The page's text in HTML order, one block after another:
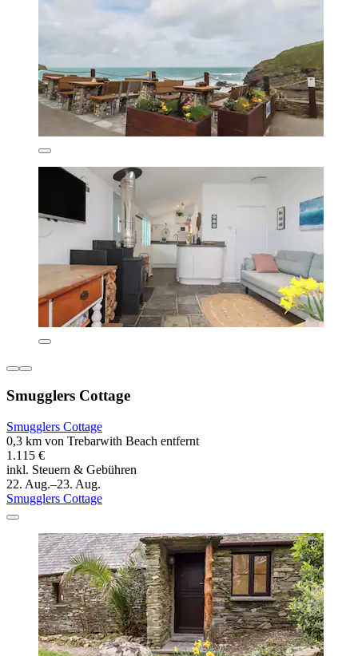
Smugglers Cottage
Smugglers Cottage
0,3 km von Trebarwith Beach entfernt
1.115 €
inkl. Steuern & Gebühren
22. Aug.–23. Aug.
Smugglers Cottage